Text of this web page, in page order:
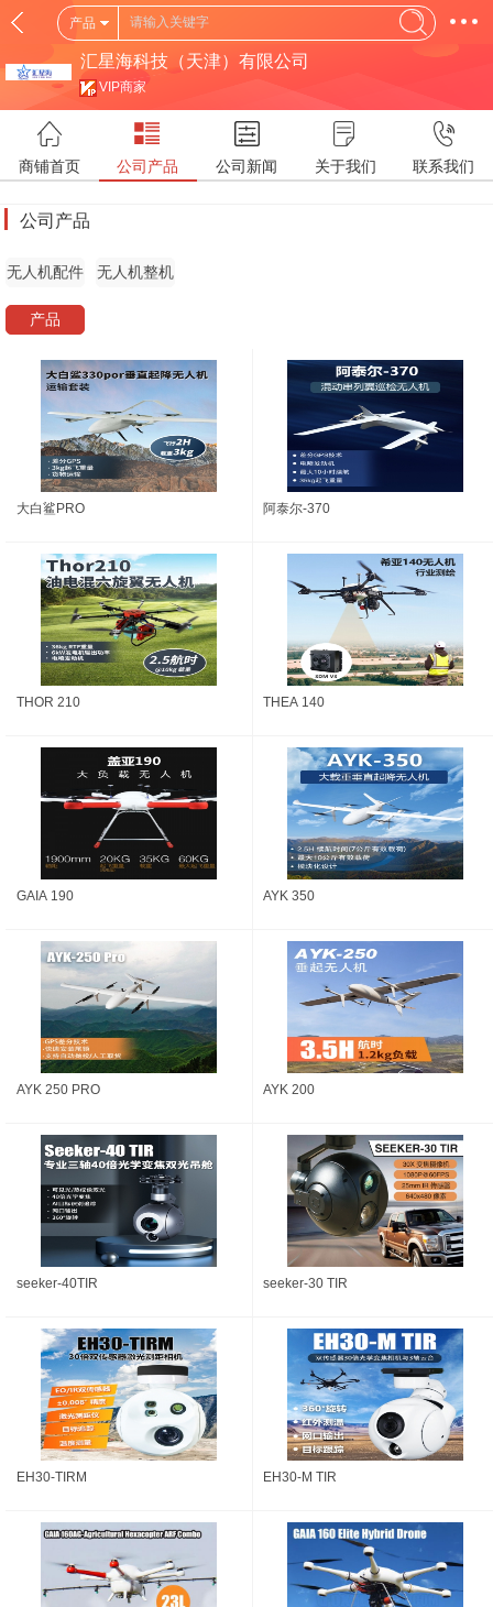
产品
汇星海科技（天津）有限公司
VIP商家
商铺首页 公司产品 公司新闻 关于我们 联系我们
公司产品
无人机配件 无人机整机
产品
大白鲨PRO 阿泰尔-370
THOR 210 THEA 140
GAIA 190 AYK 350
AYK 250 PRO AYK 200
seeker-40TIR seeker-30 TIR
EH30-TIRM EH30-M TIR